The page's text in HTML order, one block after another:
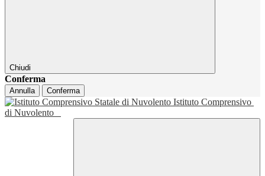
Chiudi
Conferma
Annulla Conferma
Istituto Comprensivo
di Nuvolento